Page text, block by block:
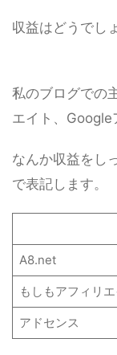
収益はどうでし
私のブログでの
エイト、Google
なんか収益をし
で表記します。
A8.net
もしもアフィリエ
アドセンス